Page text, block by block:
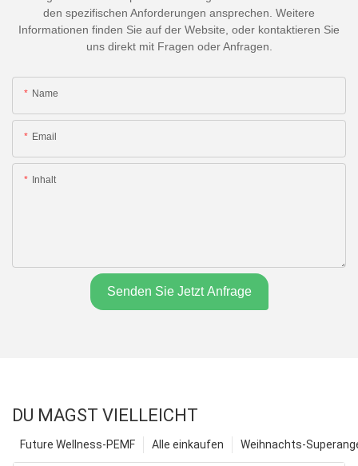
den spezifischen Anforderungen ansprechen. Weitere
Informationen finden Sie auf der Website, oder kontaktieren Sie
uns direkt mit Fragen oder Anfragen.
Name
Email
Inhalt
Senden Sie Jetzt Anfrage
DU MAGST VIELLEICHT
Weihnachts-
Alle einkaufen
Future Wellness-PEMF